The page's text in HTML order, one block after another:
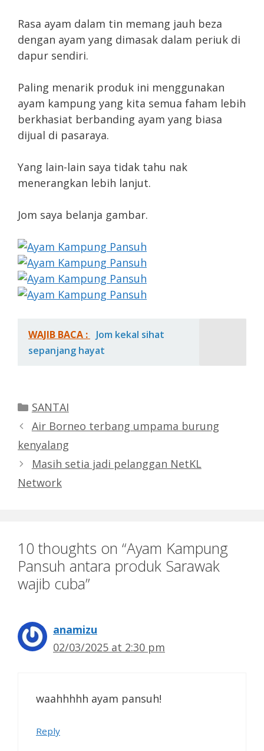
Rasa ayam dalam tin memang jauh beza
dengan ayam yang dimasak dalam periuk di
dapur sendiri.
Paling menarik produk ini menggunakan
ayam kampung yang kita semua faham lebih
berkhasiat berbanding ayam yang biasa
dijual di pasaraya.
Yang lain-lain saya tidak tahu nak
menerangkan lebih lanjut.
Jom saya belanja gambar.
WAJIB BACA :
Jom kekal sihat
sepanjang hayat
Categories
SANTAI
Air Borneo terbang umpama burung
kenyalang
Masih setia jadi pelanggan NetKL
Network
10 thoughts on “Ayam Kampung
Pansuh antara produk Sarawak
wajib cuba”
anamizu
02/03/2025 at 2:30 pm
waahhhhh ayam pansuh!
Reply